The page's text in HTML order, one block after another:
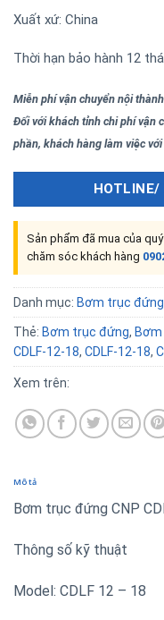
Xuất xứ: China
Thời hạn bảo hành 12
Miễn phí vận chuyển nội
Đối với khách tỉnh chi phí vận
phần, khách hàng làm việc
Sản phẩm đã mua của
chăm sóc khách hàng
Danh mục: Bơm trục đứng
Thẻ: Bơm trục đứng,
CDLF-12-18, CDLF-12-18,
Xem trên:
Mô tả
Bơm trục đứng CNP
Thông số kỹ thuật
Model: CDLF 12 – 18